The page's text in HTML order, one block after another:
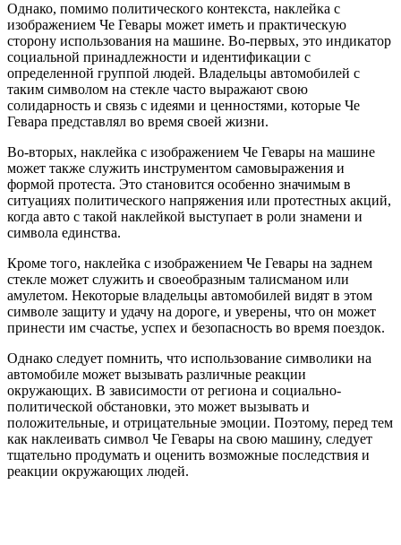
Однако, помимо политического контекста, наклейка с
изображением Че Гевары может иметь и практическую
сторону использования на машине. Во-первых, это индикатор
социальной принадлежности и идентификации с
определенной группой людей. Владельцы автомобилей с
таким символом на стекле часто выражают свою
солидарность и связь с идеями и ценностями, которые Че
Гевара представлял во время своей жизни.
Во-вторых, наклейка с изображением Че Гевары на машине
может также служить инструментом самовыражения и
формой протеста. Это становится особенно значимым в
ситуациях политического напряжения или протестных акций,
когда авто с такой наклейкой выступает в роли знамени и
символа единства.
Кроме того, наклейка с изображением Че Гевары на заднем
стекле может служить и своеобразным талисманом или
амулетом. Некоторые владельцы автомобилей видят в этом
символе защиту и удачу на дороге, и уверены, что он может
принести им счастье, успех и безопасность во время поездок.
Однако следует помнить, что использование символики на
автомобиле может вызывать различные реакции
окружающих. В зависимости от региона и социально-
политической обстановки, это может вызывать и
положительные, и отрицательные эмоции. Поэтому, перед тем
как наклеивать символ Че Гевары на свою машину, следует
тщательно продумать и оценить возможные последствия и
реакции окружающих людей.